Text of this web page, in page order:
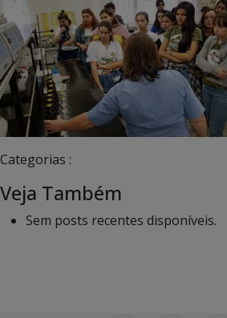
Categorias :
Veja Também
Sem posts recentes disponíveis.